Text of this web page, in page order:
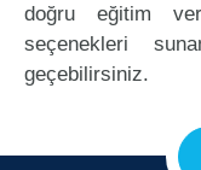
doğru eğitim
seçenekleri
geçebilirsiniz.